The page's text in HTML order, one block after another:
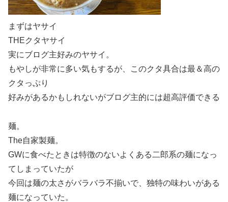
まずはヤサイ
THEクタヤサイ
実にブログ主好みのヤサイ。
もやしが非常に多い気もするが、このクタ具合は最＆高の
クタっぷり
好みがあるかもしれないがブログ主的には超高評価できる
麺。
The自家製麺。
GWに食べたときは特徴のないよくある二郎系の麺になっ
てしまっていたが
今回は麺の太さがバラバラ不揃いで、独特の味わいがある
麺になっていた。